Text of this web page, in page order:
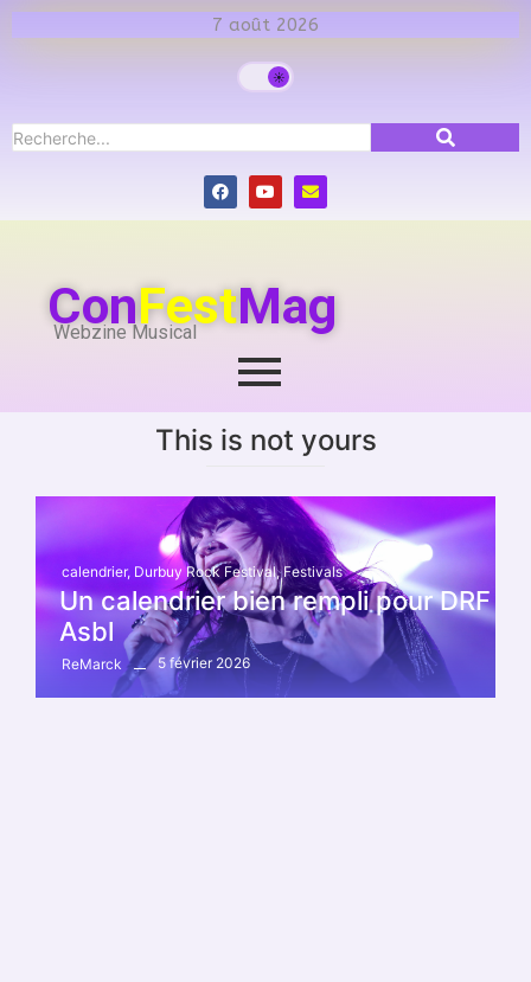
7 août 2026
ConFestMag
Webzine Musical
This is not yours
calendrier, Durbuy Rock Festival, Festivals
Un calendrier bien rempli pour DRF
Asbl
ReMarck 5 février 2026